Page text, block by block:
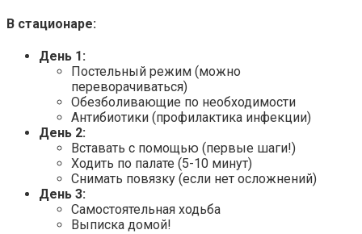
В стационаре:
День 1:
Постельный режим (можно
переворачиваться)
Обезболивающие по необходимости
Антибиотики (профилактика инфекции)
День 2:
Вставать с помощью (первые шаги!)
Ходить по палате (5-10 минут)
Снимать повязку (если нет осложнений)
День 3:
Самостоятельная ходьба
Выписка домой!